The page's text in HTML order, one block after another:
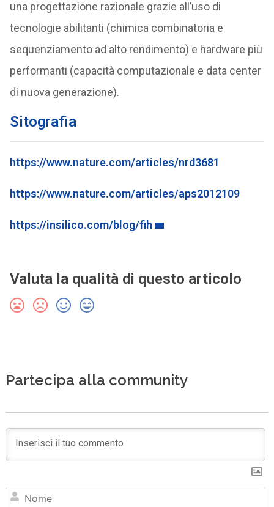
una progettazione razionale grazie all’uso di
tecnologie abilitanti (chimica combinatoria e
sequenziamento ad alto rendimento) e hardware più
performanti (capacità computazionale e data center
di nuova generazione).
Sitografia
https://www.nature.com/articles/nrd3681
https://www.nature.com/articles/aps2012109
https://insilico.com/blog/fih
Valuta la qualità di questo articolo
Partecipa alla community